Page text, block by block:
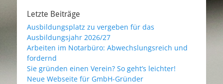
Letzte Beiträge
Ausbildungsplatz zu vergeben für das
Ausbildungsjahr 2026/27
Arbeiten im Notarbüro: Abwechslungsreich und
fordernd
Sie gründen einen Verein? So geht’s leichter!
Neue Webseite für GmbH-Gründer